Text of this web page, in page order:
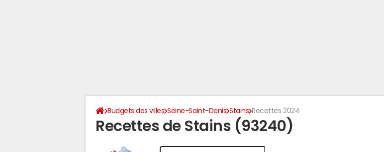
Budgets des villes Seine-Saint-Denis Stains Recettes 2024
Recettes de Stains (93240)